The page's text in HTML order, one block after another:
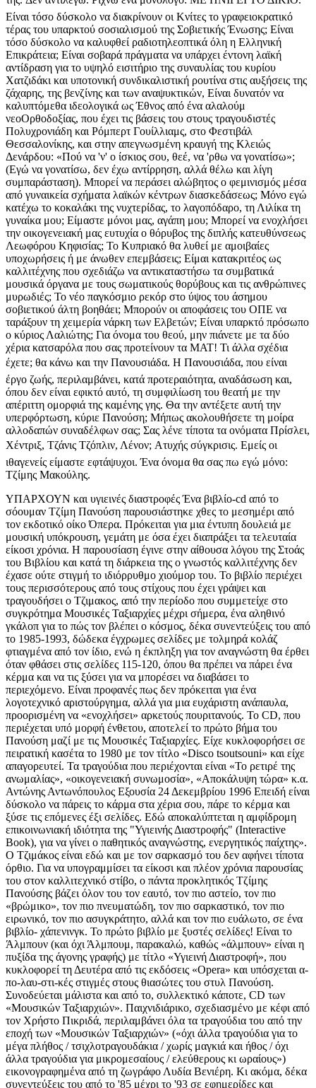
Είναι τόσο δύσκολο να διακρίνουν οι Κνίτες το γραφειοκρατικό
τέρας του υπαρκτού σοσιαλισμού της Σοβιετικής Ένωσης; Είναι
τόσο δύσκολο να καλυφθεί ραδιοτηλεοπτικά όλη η Ελληνική
Επικράτεια; Είναι σοβαρά πράγματα να υπάρχει έντονη λαϊκή
αντίδραση για το υψηλό εισιτήριο της συναυλίας του κυρίου
Χατζιδάκι και υποτονική συνδικαλιστική ρουτίνα στις αυξήσεις της
ζάχαρης, της βενζίνης και των αναψυκτικών, Είναι δυνατόν να
καλυπτόμεθα ιδεολογικά ως Έθνος από ένα αλαλούμ
νεοΟρθοδοξίας, που έχει τις βάσεις του στους τραγουδιστές
Πολυχρονιάδη και Ρόμπερτ Γουίλλιαμς, στο Φεστιβάλ
Θεσσαλονίκης, και στην απεγνωσμένη κραυγή της Κλειώς
Δενάρδου: «Πού να 'ν' ο ίσκιος σου, θεέ, να 'ρθω να γονατίσω»;
(Εγώ να γονατίσω, δεν έχω αντίρρηση, αλλά θέλω και λίγη
συμπαράσταση). Μπορεί να περάσει αλώβητος ο φεμινισμός μέσα
από γυναικεία σχήματα λαϊκών κέντρων διασκεδάσεως; Μόνο εγώ
κατέχω το κοκαλάκι της νυχτερίδας, το λαγοπόδαρο, τη Λιλίκα τη
γυναίκα μου; Είμαστε μόνοι μας, αγάπη μου; Μπορεί να ενοχλήσει
την οικογενειακή μας ευτυχία ο θόρυβος της διπλής κατευθύνσεως
Λεωφόρου Κηφισίας; Το Κυπριακό θα λυθεί με αμοιβαίες
υποχωρήσεις ή με άνωθεν επεμβάσεις; Είμαι κατακριτέος ως
καλλιτέχνης που σχεδιάζω να αντικαταστήσω τα συμβατικά
μουσικά όργανα με τους σωματικούς θορύβους και τις ανθρώπινες
μυρωδιές; Το νέο παγκόσμιο ρεκόρ στο ύψος του άσημου
σοβιετικού άλτη βοηθάει; Μπορούν οι αποφάσεις του ΟΠΕ να
ταράξουν τη χειμερία νάρκη των Ελβετών; Είναι υπαρκτό πρόσωπο
ο κύριος Λαλιώτης; Για όνομα του θεού, μην πιάνετε με τα δύο
χέρια κατσαρόλα που σας προτείνουν τα ΜΑΤ! Τι άλλα σχέδια
έχετε; θα κάνω και την Πανουσιάδα. Η Πανουσιάδα, που είναι
έργο ζωής, περιλαμβάνει, κατά προτεραιότητα, αναδάσωση και,
όπου δεν είναι εφικτό αυτό, τη συμφιλίωση του θεατή με την
απέριττη ομορφιά της καμένης γης. Θα την αντέξετε αυτή την
υπερφόρτωση, κύριε Πανούση; Μήπως ακολουθήσετε τη μοίρα
αλλοδαπών συναδέλφων σας; Σας λένε τίποτα τα ονόματα Πρίσλει,
Χέντριξ, Τζάνις Τζόπλιν, Λένον; Ατυχής σύγκρισις. Εμείς οι
ιθαγενείς είμαστε εφτάψυχοι. Ένα όνομα θα σας πω εγώ μόνο:
Τζίμης Μακούλης.
ΥΠΑΡΧΟΥΝ και υγιεινές διαστροφές Ένα βιβλίο-cd από το
σόουμαν Τζίμη Πανούση παρουσιάστηκε χθες το μεσημέρι από
τον εκδοτικό οίκο Όπερα. Πρόκειται για μια έντυπη δουλειά με
μουσική υπόκρουση, γεμάτη με όσα έχει διαπράξει τα τελευταία
είκοσι χρόνια. Η παρουσίαση έγινε στην αίθουσα λόγου της Στοάς
του Βιβλίου και κατά τη διάρκεια της ο γνωστός καλλιτέχνης δεν
έχασε ούτε στιγμή το ιδιόρρυθμο χιούμορ του. Το βιβλίο περιέχει
τους περισσότερους από τους στίχους που έχει γράψει και
τραγουδήσει ο Τζιμακος, από την περίοδο που συμμετείχε στο
συγκρότημα Μουσικές Ταξιαρχίες μέχρι σήμερα, ένα αληθινό
γκάλοπ για το πώς τον βλέπει ο κόσμος, δέκα συνεντεύξεις του από
το 1985-1993, δώδεκα έγχρωμες σελίδες με τολμηρά κολάζ
φτιαγμένα από τον ίδιο, ενώ η έκπληξη για τον αναγνώστη θα έρθει
όταν φθάσει στις σελίδες 115-120, όπου θα πρέπει να πάρει ένα
κέρμα και να τις ξύσει για να μπορέσει να διαβάσει το
περιεχόμενο. Είναι προφανές πως δεν πρόκειται για ένα
λογοτεχνικό αριστούργημα, αλλά για μια ευχάριστη ανάπαυλα,
προορισμένη να «ενοχλήσει» αρκετούς πουριτανούς. To CD, που
περιέχεται υπό μορφή ένθετου, αποτελεί το πρώτο βήμα του
Πανούση μαζί με τις Μουσικές Ταξιαρχίες. Είχε κυκλοφορήσει σε
πειρατική κασέτα το 1980 με τον τίτλο «Disco tsoutsouni» και είχε
απαγορευτεί. Τα τραγούδια που περιέχονται είναι «Το ρετιρέ της
ανωμαλίας», «οικογενειακή συνωμοσία», «Αποκάλυψη τώρα» κ.α.
Αντώνης Αντωνόπουλος Εξουσία 24 Δεκεμβρίου 1996 Επειδή είναι
δύσκολο να πάρεις το κάρμα στα χέρια σου, πάρε το κέρμα και
ξύσε τις επόμενες έξι σελίδες. Εδώ αποκαλύπτεται η αμφίδρομη
επικοινωνιακή ιδιότητα της "Υγιεινής Διαστροφής" (Interactive
Book), για να γίνει ο παθητικός αναγνώστης, ενεργητικός παίχτης».
Ο Τζιμάκος είναι εδώ και με τον σαρκασμό του δεν αφήνει τίποτα
όρθιο. Για να υπογραμμίσει τα είκοσι και πλέον χρόνια παρουσίας
του στον καλλιτεχνικό στίβο, ο πάντα προκλητικός Τζίμης
Πανούσης βάζει όλον του τον εαυτό, τον πιο αστείο, τον πιο
«βρώμικο», τον πιο πνευματώδη, τον πιο σαρκαστικό, τον πιο
ειρωνικό, τον πιο ασυγκράτητο, αλλά και τον πιο ευάλωτο, σε ένα
βιβλίο- χάπενινγκ. Το πρώτο βιβλίο με ξυστές σελίδες! Είναι το
Άλμπουν (και όχι Άλμπουμ, παρακαλώ, καθώς «άλμπουν» είναι η
πυξίδα της άγονης γραφής) με τίτλο «Υγιεινή Διαστροφή», που
κυκλοφορεί τη Δευτέρα από τις εκδόσεις «Opera» και υπόσχεται α-
πο-λαυ-στι-κές στιγμές στους θιασώτες του στυλ Πανούση.
Συνοδεύεται μάλιστα και από το, συλλεκτικό κάποτε, CD των
«Μουσικών Ταξιαρχιών». Παιχνιδιάρικο, σχεδιασμένο με κέφι από
τον Χρήστο Πικριδά, περιλαμβάνει όλα τα τραγούδια του από την
εποχή των «Μουσικών Ταξιαρχιών» («όχι άλλα τραγούδια για το
μέγα πλήθος / τσιχλοτραγουδάκια / χωρίς μαγκιά και ήθος / όχι
άλλα τραγούδια για μικρομεσαίους / ελεύθερους κι ωραίους»)
εικονογραφημένα από τη ζωγράφο Λυδία Βενιέρη. Κι ακόμα, δέκα
συνεντεύξεις του από το '85 μέχρι το '93 σε εφημερίδες και